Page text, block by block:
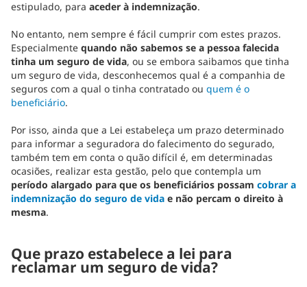
estipulado, para aceder à indemnização.
No entanto, nem sempre é fácil cumprir com estes prazos.
Especialmente quando não sabemos se a pessoa falecida
tinha um seguro de vida, ou se embora saibamos que tinha
um seguro de vida, desconhecemos qual é a companhia de
seguros com a qual o tinha contratado ou quem é o
beneficiário.
Por isso, ainda que a Lei estabeleça um prazo determinado
para informar a seguradora do falecimento do segurado,
também tem em conta o quão difícil é, em determinadas
ocasiões, realizar esta gestão, pelo que contempla um
período alargado para que os beneficiários possam cobrar a
indemnização do seguro de vida e não percam o direito à
mesma.
Que prazo estabelece a lei para
reclamar um seguro de vida?